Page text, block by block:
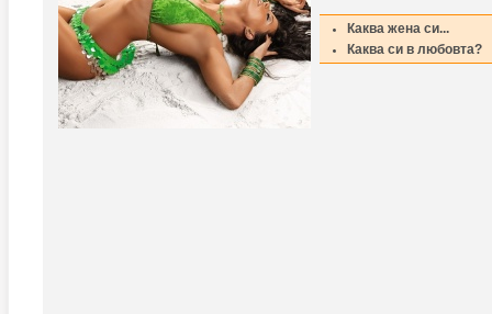
Каква жена си...
Каква си в любовта?